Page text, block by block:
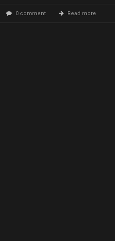
0 comment Read more